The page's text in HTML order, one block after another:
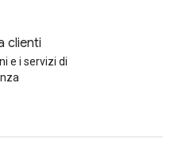
clienti
e i servizi di